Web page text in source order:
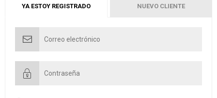
YA ESTOY REGISTRADO NUEVO CLIENTE